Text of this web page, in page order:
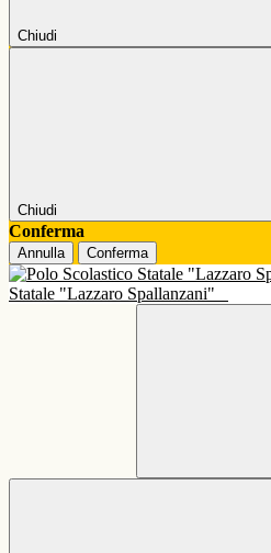
Chiudi
Chiudi
Conferma
Annulla Conferma
Statale "Lazzaro Spallanzani"